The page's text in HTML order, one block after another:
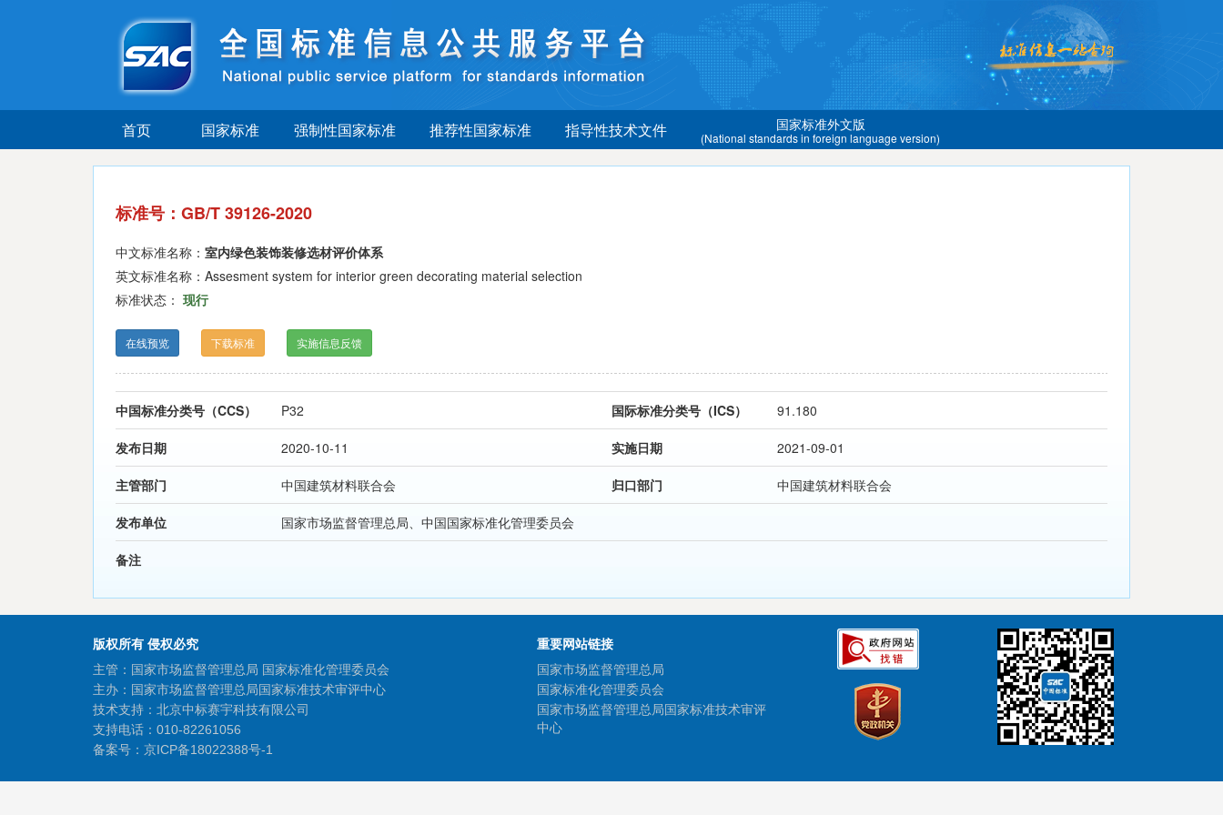
首页 国家标准 强制性国家标准 推荐性国家标准 指导性技术文件 国家标准外文版
(National standards in foreign language version)
标准号：GB/T 39126-2020
中文标准名称： 室内绿色装饰装修选材评价体系
英文标准名称：Assesment system for interior green decorating material selection
标准状态： 现行
在线预览 下载标准 实施信息反馈
中国标准分类号（CCS） P32 国际标准分类号（ICS） 91.180
发布日期 2020-10-11 实施日期 2021-09-01
主管部门 中国建筑材料联合会 归口部门 中国建筑材料联合会
发布单位 国家市场监督管理总局、中国国家标准化管理委员会
备注
版权所有 侵权必究
主管：国家市场监督管理总局 国家标准化管理委员会
主办：国家市场监督管理总局国家标准技术审评中心
技术支持：北京中标赛宇科技有限公司
支持电话：010-82261056
备案号： 京ICP备18022388号-1
重要网站链接
国家市场监督管理总局
国家标准化管理委员会
国家市场监督管理总局国家标准技术审评
中心